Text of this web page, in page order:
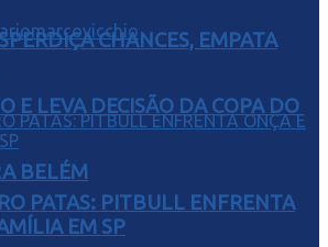
CHANCES, EMPATA
E LEVA DECISÃO DA COPA DO
BELÉM
PATAS: PITBULL ENFRENTA
EM SP